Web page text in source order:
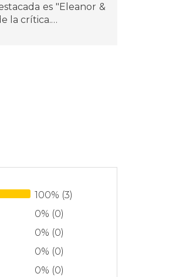
es "Eleanor &
la crítica.
100% (3)
0% (0)
0% (0)
0% (0)
0% (0)